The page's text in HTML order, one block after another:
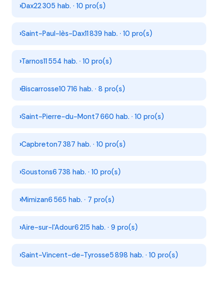
Dax22 305 hab. · 10 pro(s)
Saint-Paul-lès-Dax11 839 hab. · 10 pro(s)
Tarnos11 554 hab. · 10 pro(s)
Biscarrosse10 716 hab. · 8 pro(s)
Saint-Pierre-du-Mont7 660 hab. · 10 pro(s)
Capbreton7 387 hab. · 10 pro(s)
Soustons6 738 hab. · 10 pro(s)
Mimizan6 565 hab. · 7 pro(s)
Aire-sur-l'Adour6 215 hab. · 9 pro(s)
Saint-Vincent-de-Tyrosse5 898 hab. · 10 pro(s)